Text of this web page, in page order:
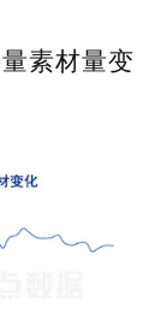
素材量变